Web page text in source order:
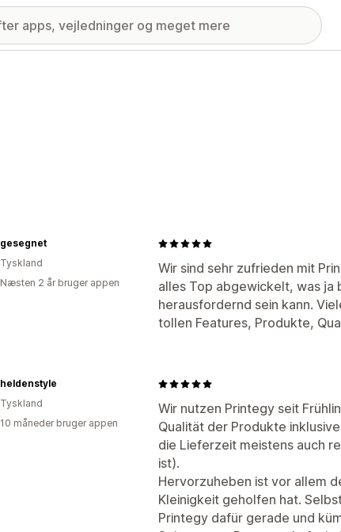
Wir sind sehr zufrieden mit
alles Top abgewickelt, was ja
herausfordernd sein kann.
tollen Features, Produkte,
gesegnet
Tyskland
Næsten 2 år bruger appen
Wir nutzen Printegy seit
Qualität der Produkte
die Lieferzeit meistens auch
ist).
Hervorzuheben ist vor allem
Kleinigkeit geholfen hat.
Printegy dafür gerade und
heldenstyle
Tyskland
10 måneder bruger appen